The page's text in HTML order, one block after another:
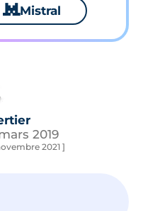
🐱 Mistral
2019
2021 ]